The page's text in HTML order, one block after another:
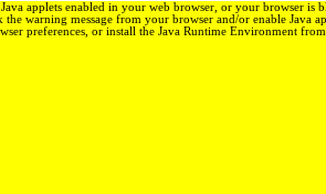
applets enabled in your web browser, or your browser is
the warning message from your browser and/or enable Java
preferences, or install the Java Runtime Environment